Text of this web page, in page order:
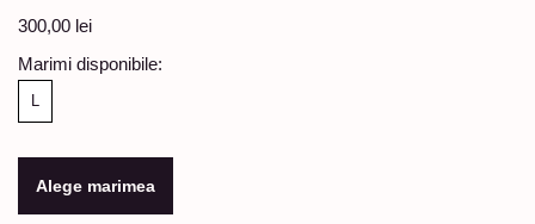
300,00 lei
Marimi disponibile:
Alege marimea